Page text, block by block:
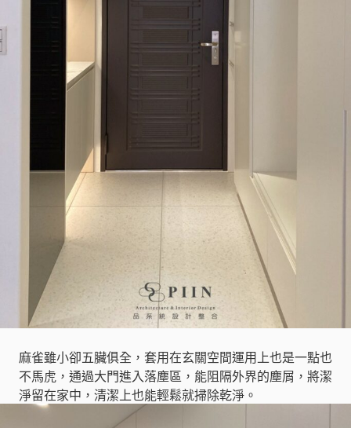
麻雀雖小卻五臟俱全，套用在玄關空間運用上也是一點也
不馬虎，通過大門進入落塵區，能阻隔外界的塵屑，將潔
淨留在家中，清潔上也能輕鬆就掃除乾淨。